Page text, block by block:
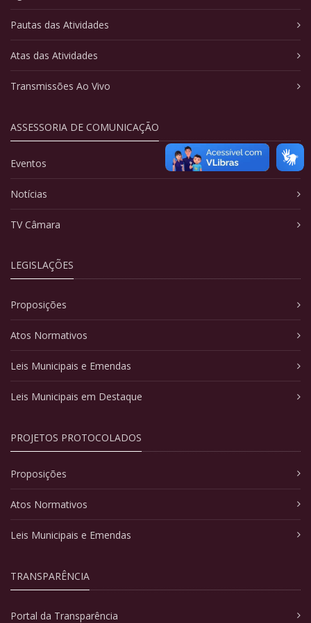
Pautas das Atividades
Atas das Atividades
Transmissões Ao Vivo
ASSESSORIA DE COMUNICAÇÃO
Eventos
Notícias
TV Câmara
LEGISLAÇÕES
Proposições
Atos Normativos
Leis Municipais e Emendas
Leis Municipais em Destaque
PROJETOS PROTOCOLADOS
Proposições
Atos Normativos
Leis Municipais e Emendas
TRANSPARÊNCIA
Portal da Transparência